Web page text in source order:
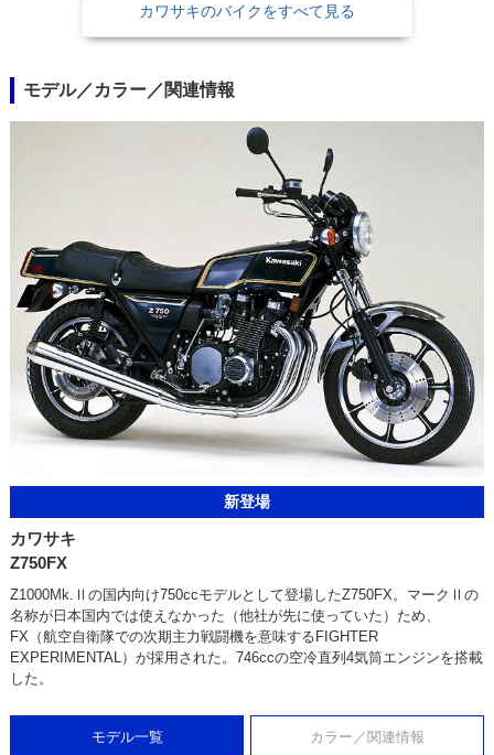
カワサキのバイクをすべて見る
モデル／カラー／関連情報
新登場
カワサキ
Z750FX
Z1000Mk.Ⅱの国内向け750ccモデルとして登場したZ750FX。マークⅡの
名称が日本国内では使えなかった（他社が先に使っていた）ため、
FX（航空自衛隊での次期主力戦闘機を意味するFIGHTER
EXPERIMENTAL）が採用された。746ccの空冷直列4気筒エンジンを搭載
した。
モデル一覧 カラー／関連情報